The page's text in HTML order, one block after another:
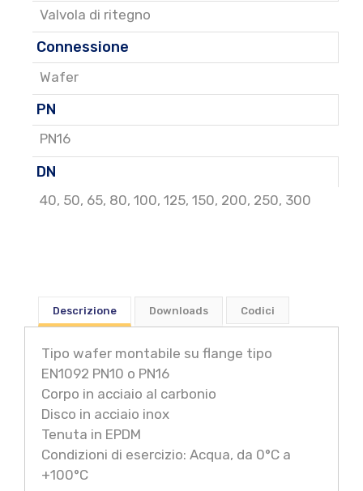
Valvola di ritegno
Connessione
Wafer
PN
PN16
DN
40, 50, 65, 80, 100, 125, 150, 200, 250, 300
Descrizione Downloads Codici
Tipo wafer montabile su flange tipo
EN1092 PN10 o PN16
Corpo in acciaio al carbonio
Disco in acciaio inox
Tenuta in EPDM
Condizioni di esercizio: Acqua, da 0°C a
+100°C